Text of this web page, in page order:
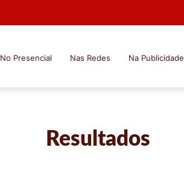
No Presencial Nas Redes Na Publicidade
Resultados